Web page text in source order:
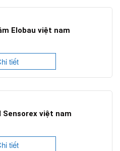
Elobau việt nam
tiết
Sensorex việt nam
tiết